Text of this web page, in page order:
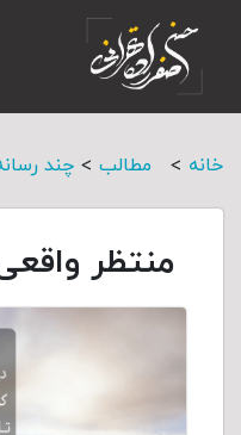
خانه > مطالب > چند
منتظر